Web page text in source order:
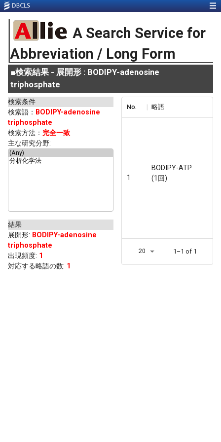
A Search Service for
Abbreviation / Long Form
■検索結果 - 展開形 : BODIPY-adenosine
triphosphate
検索条件
検索語： BODIPY-adenosine
triphosphate
検索方法： 完全一致
主な研究分野:
結果
展開形: BODIPY-adenosine
triphosphate
出現頻度: 1
対応する略語の数: 1
No. 略語
1
BODIPY-ATP
(1回)
20 1–1 of 1